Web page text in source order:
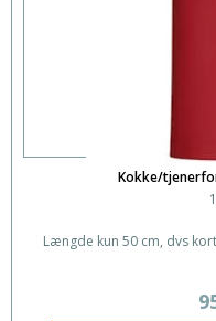
Kokke/
Længde kun 50 cm, dvs